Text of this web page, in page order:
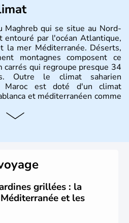
Maghreb qui se situe au Nord-
par l'océan Atlantique,
la mer Méditerranée. Déserts,
montagnes composent ce
qui regroupe presque 34
Outre le climat saharien
est doté d'un climat
et méditerranéen comme
à partir du XIe siècle avant J.C.
en 649 et convertissent les
monarchie constitutionnelle est
africain à ne pas faire parti de
depuis 1987 d'accéder à
grillées : la
et les